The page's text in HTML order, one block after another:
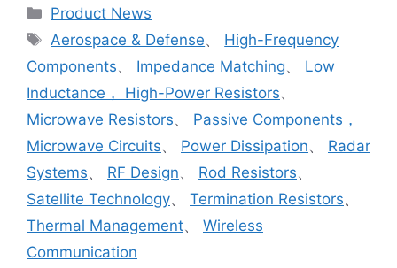
Product News
Aerospace & Defense、 High-Frequency
Components、 Impedance Matching、 Low
Inductance， High-Power Resistors、
Microwave Resistors、 Passive Components，
Microwave Circuits、 Power Dissipation、 Radar
Systems、 RF Design、 Rod Resistors、
Satellite Technology、 Termination Resistors、
Thermal Management、 Wireless
Communication